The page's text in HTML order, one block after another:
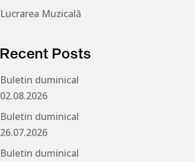
Lucrarea Muzicală
Recent Posts
Buletin duminical
02.08.2026
Buletin duminical
26.07.2026
Buletin duminical